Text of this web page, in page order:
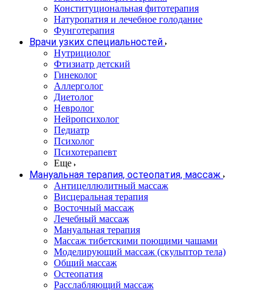
Конституциональная фитотерапия
Натуропатия и лечебное голодание
Фунготерапия
Врачи узких специальностей
Нутрициолог
Фтизиатр детский
Гинеколог
Аллерголог
Диетолог
Невролог
Нейропсихолог
Педиатр
Психолог
Психотерапевт
Еще
Мануальная терапия, остеопатия, массаж
Антицеллюлитный массаж
Висцеральная терапия
Восточный массаж
Лечебный массаж
Мануальная терапия
Массаж тибетскими поющими чашами
Моделирующий массаж (скульптор тела)
Общий массаж
Остеопатия
Расслабляющий массаж